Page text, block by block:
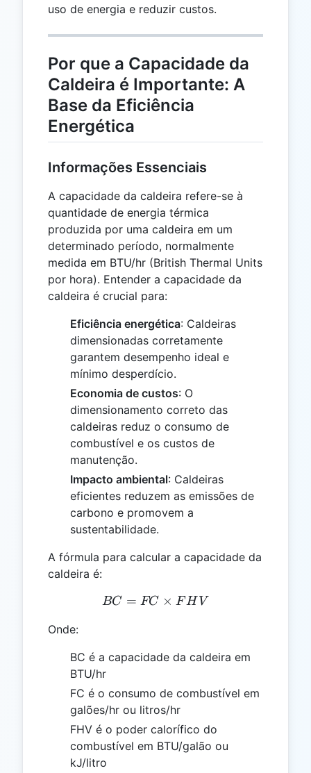
uso de energia e reduzir custos.
Por que a Capacidade da
Caldeira é Importante: A
Base da Eficiência
Energética
Informações Essenciais
A capacidade da caldeira refere-se à
quantidade de energia térmica
produzida por uma caldeira em um
determinado período, normalmente
medida em BTU/hr (British Thermal Units
por hora). Entender a capacidade da
caldeira é crucial para:
Eficiência energética: Caldeiras
dimensionadas corretamente
garantem desempenho ideal e
mínimo desperdício.
Economia de custos: O
dimensionamento correto das
caldeiras reduz o consumo de
combustível e os custos de
manutenção.
Impacto ambiental: Caldeiras
eficientes reduzem as emissões de
carbono e promovem a
sustentabilidade.
A fórmula para calcular a capacidade da
caldeira é:
BC = FC \times FHV
BC = FC × FH V
Onde:
BC é a capacidade da caldeira em
BTU/hr
FC é o consumo de combustível em
galões/hr ou litros/hr
FHV é o poder calorífico do
combustível em BTU/galão ou
kJ/litro